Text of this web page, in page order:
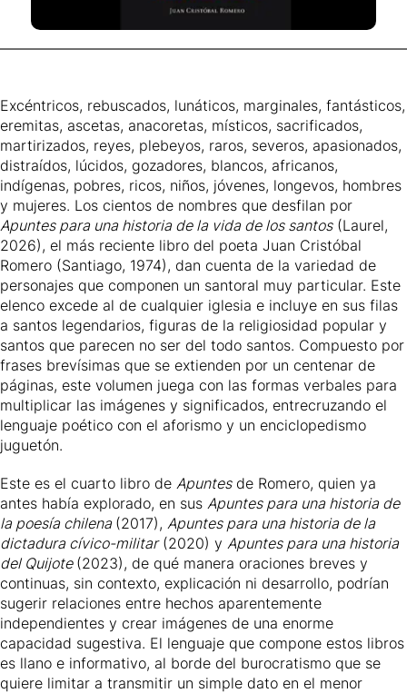
Excéntricos, rebuscados, lunáticos, marginales, fantásticos,
eremitas, ascetas, anacoretas, místicos, sacrificados,
martirizados, reyes, plebeyos, raros, severos, apasionados,
distraídos, lúcidos, gozadores, blancos, africanos,
indígenas, pobres, ricos, niños, jóvenes, longevos, hombres
y mujeres. Los cientos de nombres que desfilan por
Apuntes para una historia de la vida de los santos(Laurel,
2026), el más reciente libro del poeta Juan Cristóbal
Romero (Santiago, 1974), dan cuenta de la variedad de
personajes que componen un santoral muy particular. Este
elenco excede al de cualquier iglesia e incluye en sus filas
a santos legendarios, figuras de la religiosidad popular y
santos que parecen no ser del todo santos. Compuesto por
frases brevísimas que se extienden por un centenar de
páginas, este volumen juega con las formas verbales para
multiplicar las imágenes y significados, entrecruzando el
lenguaje poético con el aforismo y un enciclopedismo
juguetón.
Este es el cuarto libro de Apuntesde Romero, quien ya
antes había explorado, en sus Apuntes para una historia de
la poesía chilena (2017), Apuntes para una historia de la
dictadura cívico-militar(2020) y Apuntes para una historia
del Quijote (2023), de qué manera oraciones breves y
continuas, sin contexto, explicación ni desarrollo, podrían
sugerir relaciones entre hechos aparentemente
independientes y crear imágenes de una enorme
capacidad sugestiva. El lenguaje que compone estos libros
es llano e informativo, al borde del burocratismo que se
quiere limitar a transmitir un simple dato en el menor